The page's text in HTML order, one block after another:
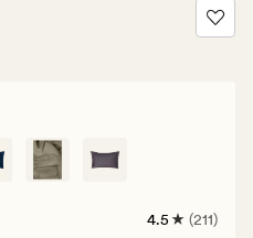
211
4.5 (211)